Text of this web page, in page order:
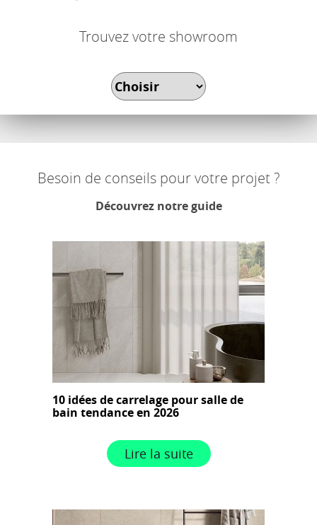
Trouvez votre showroom
Besoin de conseils pour votre projet ?
Découvrez notre guide
10 idées de carrelage pour salle de
bain tendance en 2026
Lire la suite